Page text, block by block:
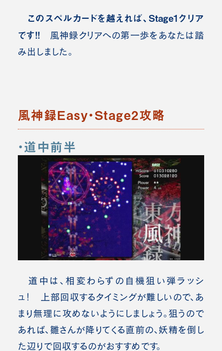
このスペルカードを越えれば、Stage1クリア
です！！ 風神録クリアへの第一歩をあなたは踏
み出しました。
風神録Easy・Stage2攻略
・道中前半
道中は、相変わらずの自機狙い弾ラッシ
ュ！ 上部回収するタイミングが難しいので、あ
まり無理に攻めないようにしましょう。狙うので
あれば、雛さんが降りてくる直前の、妖精を倒し
た辺りで回収するのがおすすめです。